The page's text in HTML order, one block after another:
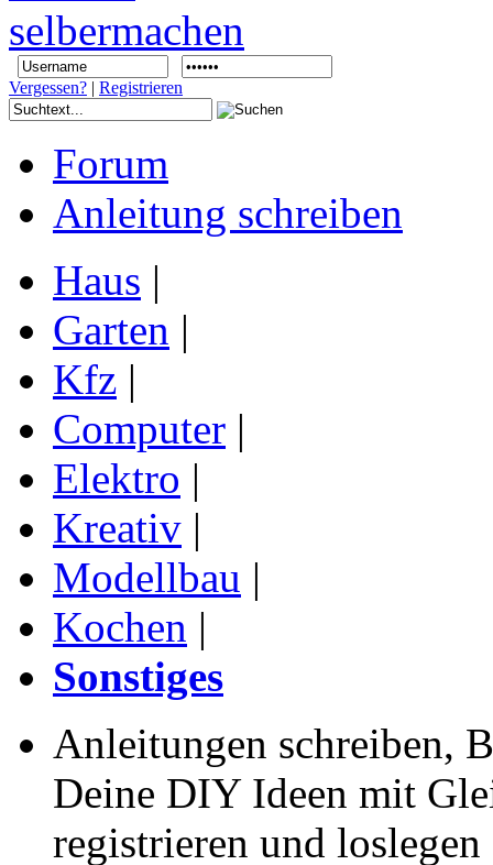
Vergessen? | Registrieren
Forum
Anleitung schreiben
Haus |
Garten |
Kfz |
Computer |
Elektro |
Kreativ |
Modellbau |
Kochen |
Sonstiges
Anleitungen schreiben,
Deine DIY Ideen mit
registrieren und loslegen